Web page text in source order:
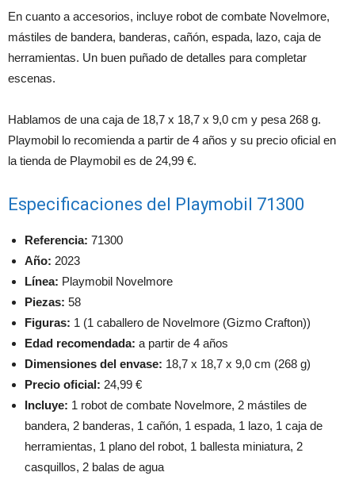
En cuanto a accesorios, incluye robot de combate Novelmore,
mástiles de bandera, banderas, cañón, espada, lazo, caja de
herramientas. Un buen puñado de detalles para completar
escenas.
Hablamos de una caja de 18,7 x 18,7 x 9,0 cm y pesa 268 g.
Playmobil lo recomienda a partir de 4 años y su precio oficial en
la tienda de Playmobil es de 24,99 €.
Especificaciones del Playmobil 71300
Referencia: 71300
Año: 2023
Línea: Playmobil Novelmore
Piezas: 58
Figuras: 1 (1 caballero de Novelmore (Gizmo Crafton))
Edad recomendada: a partir de 4 años
Dimensiones del envase: 18,7 x 18,7 x 9,0 cm (268 g)
Precio oficial: 24,99 €
Incluye: 1 robot de combate Novelmore, 2 mástiles de
bandera, 2 banderas, 1 cañón, 1 espada, 1 lazo, 1 caja de
herramientas, 1 plano del robot, 1 ballesta miniatura, 2
casquillos, 2 balas de agua